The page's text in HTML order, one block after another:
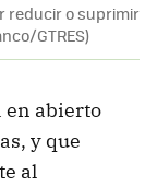
reducir o suprimir
GTRES)
en abierto
y que
al